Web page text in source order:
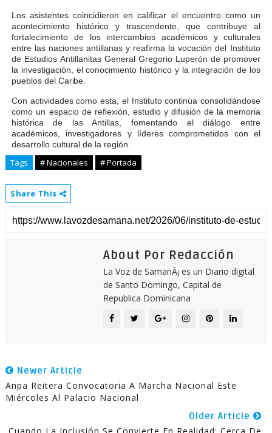
Los asistentes coincidieron en calificar el encuentro como un
acontecimiento histórico y trascendente,
que contribuye al
fortalecimiento de los intercambios académicos
y culturales
entre las naciones antillanas y reafirma la vocación del Instituto
de Estudios Antillanitas General Gregorio Luperón de promover
la investigación, el conocimiento histórico y la integración de los
pueblos del Caribe.
Con actividades como esta, el Instituto continúa consolidándose
como un espacio de reflexión, estudio y difusión de la memoria
histórica
de las
Antillas, fomentando el diálogo entre
académicos, investigadores y líderes comprometidos con el
desarrollo cultural de la región.
Tags # Nacionales # Portada
Share This
About Por Redacción
La Voz de SamanÃ¡ es un Diario digital
de Santo Domingo, Capital de
Republica Dominicana
Newer Article
Anpa Reitera Convocatoria A Marcha Nacional Este
Miércoles Al Palacio Nacional
Older Article